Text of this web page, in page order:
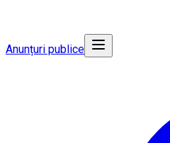
Anunțuri publice